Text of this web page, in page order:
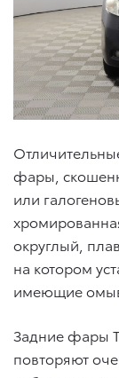
фары,
или
округлый,
на котором
имеющие
Задние фары
повторяют